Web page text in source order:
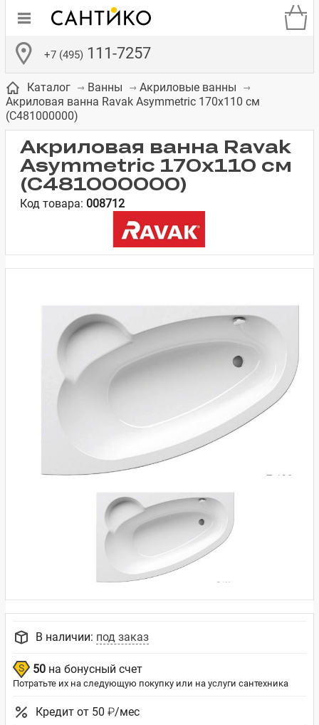
+7 (495) 111-7257
Бачки для
унитазов
Сиденья для
унитазов
Смесители для
встраиваемых
систем
Зеркало-шкаф
Полки в ванную
комнату
Каталог Ванны
Акриловые ванны
Акриловая ванна Ravak Asymmetric 170x110 см
(C481000000)
Акриловая ванна Ravak
Asymmetric 170x110 см
(C481000000)
Код товара: 008712
В наличии: под заказ
50 на бонусный счет
Потратьте их на следующую покупку или на услуги сантехника
Кредит от 50 ₽/мес